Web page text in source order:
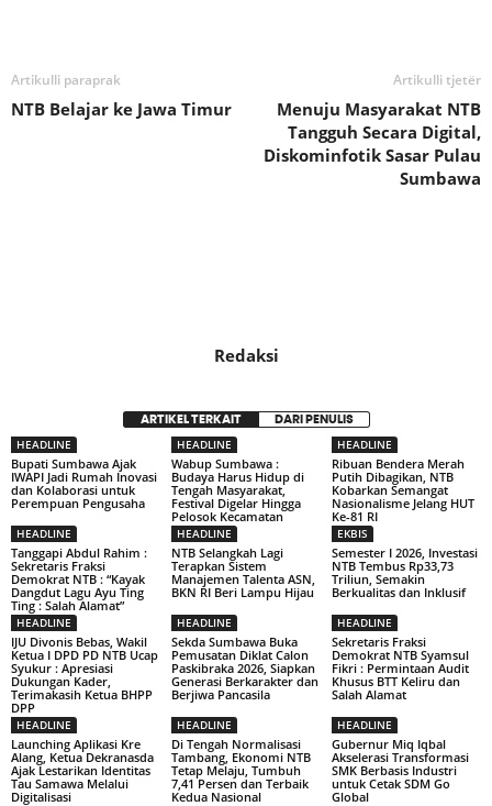
Artikulli paraprak
NTB Belajar ke Jawa Timur
Artikulli tjetër
Menuju Masyarakat NTB
Tangguh Secara Digital,
Diskominfotik Sasar Pulau
Sumbawa
Redaksi
ARTIKEL TERKAIT DARI PENULIS
HEADLINE
Bupati Sumbawa Ajak
IWAPI Jadi Rumah Inovasi
dan Kolaborasi untuk
Perempuan Pengusaha
HEADLINE
Wabup Sumbawa :
Budaya Harus Hidup di
Tengah Masyarakat,
Festival Digelar Hingga
Pelosok Kecamatan
HEADLINE
Ribuan Bendera Merah
Putih Dibagikan, NTB
Kobarkan Semangat
Nasionalisme Jelang HUT
Ke-81 RI
HEADLINE
Tanggapi Abdul Rahim :
Sekretaris Fraksi
Demokrat NTB : “Kayak
Dangdut Lagu Ayu Ting
Ting : Salah Alamat”
HEADLINE
NTB Selangkah Lagi
Terapkan Sistem
Manajemen Talenta ASN,
BKN RI Beri Lampu Hijau
EKBIS
Semester I 2026, Investasi
NTB Tembus Rp33,73
Triliun, Semakin
Berkualitas dan Inklusif
HEADLINE
IJU Divonis Bebas, Wakil
Ketua I DPD PD NTB Ucap
Syukur : Apresiasi
Dukungan Kader,
Terimakasih Ketua BHPP
DPP
HEADLINE
Sekda Sumbawa Buka
Pemusatan Diklat Calon
Paskibraka 2026, Siapkan
Generasi Berkarakter dan
Berjiwa Pancasila
HEADLINE
Sekretaris Fraksi
Demokrat NTB Syamsul
Fikri : Permintaan Audit
Khusus BTT Keliru dan
Salah Alamat
HEADLINE
Launching Aplikasi Kre
Alang, Ketua Dekranasda
Ajak Lestarikan Identitas
Tau Samawa Melalui
Digitalisasi
HEADLINE
Di Tengah Normalisasi
Tambang, Ekonomi NTB
Tetap Melaju, Tumbuh
7,41 Persen dan Terbaik
Kedua Nasional
HEADLINE
Gubernur Miq Iqbal
Akselerasi Transformasi
SMK Berbasis Industri
untuk Cetak SDM Go
Global